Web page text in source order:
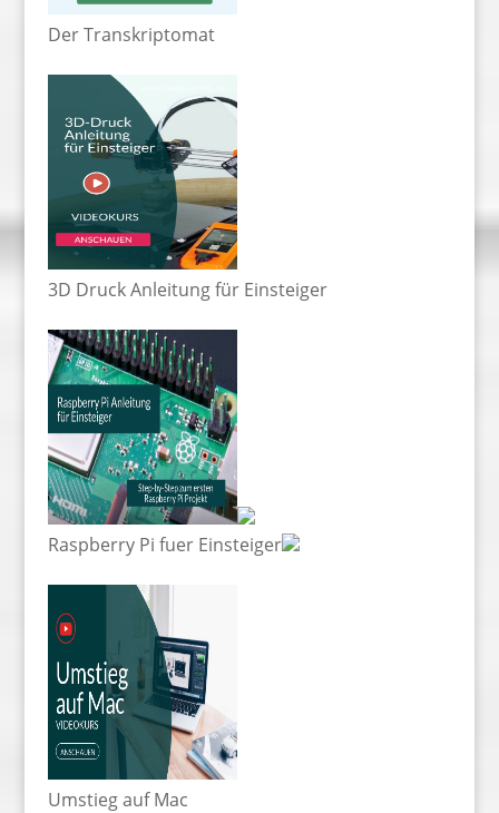
Der Transkriptomat
3D Druck Anleitung für Einsteiger
Raspberry Pi fuer Einsteiger
Umstieg auf Mac